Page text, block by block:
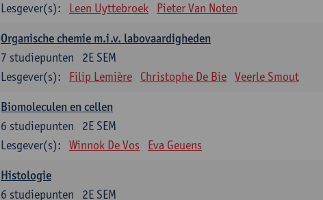
Lesgever(s):
Leen Uyttebroek Pieter Van Noten
Organische chemie m.i.v. labovaardigheden
2E SEM
7 studiepunten
Lesgever(s):
Filip Lemière Christophe De Bie Veerle Smout
Biomoleculen en cellen
2E SEM
6 studiepunten
Lesgever(s):
Winnok De Vos Eva Geuens
Histologie
2E SEM
6 studiepunten